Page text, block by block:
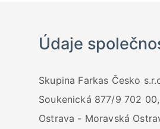
Údaje
Skupina Farkas Česko
Soukenická 877/9 702 00,
Ostrava - Moravská